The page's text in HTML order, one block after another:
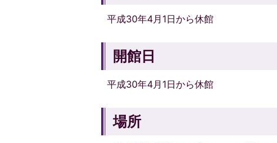
平成30年4月1日から休館
開館日
平成30年4月1日から休館
場所